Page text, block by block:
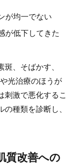
が均一でない
が低下してきた
、そばかす、
光治療のほうが
刺激で悪化するこ
種類を診断し、
質改善への